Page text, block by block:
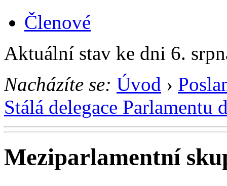
Členové
Aktuální stav ke dni 6.
Nacházíte se: Úvod ›
Stálá delegace
Meziparlamentní